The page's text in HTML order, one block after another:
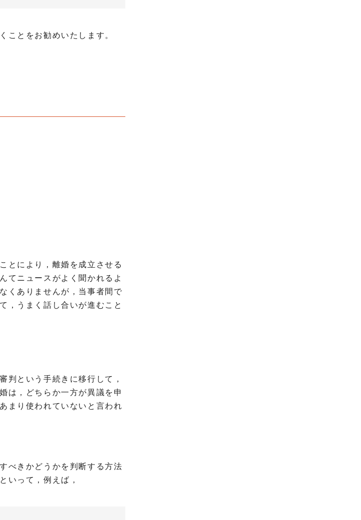
ことをお勧めいたします。
とにより，離婚を成立させる
てニュースがよく聞かれるよ
くありませんが，当事者間で
，うまく話し合いが進むこと
判という手続きに移行して，
は，どちらか一方が異議を申
まり使われていないと言われ
べきかどうかを判断する方法
いって，例えば，